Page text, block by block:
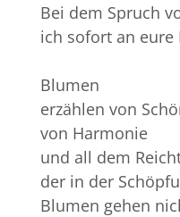
Bei dem Spruch
ich sofort an eure
Blumen
erzählen von
von Harmonie
und all dem
der in der
Blumen gehen